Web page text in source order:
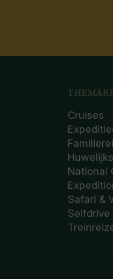
Cruises
National
Safari &
Selfdrive